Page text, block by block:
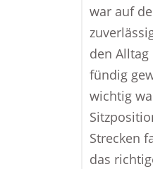
war auf
den
fündig
wichtig
Strecken
das